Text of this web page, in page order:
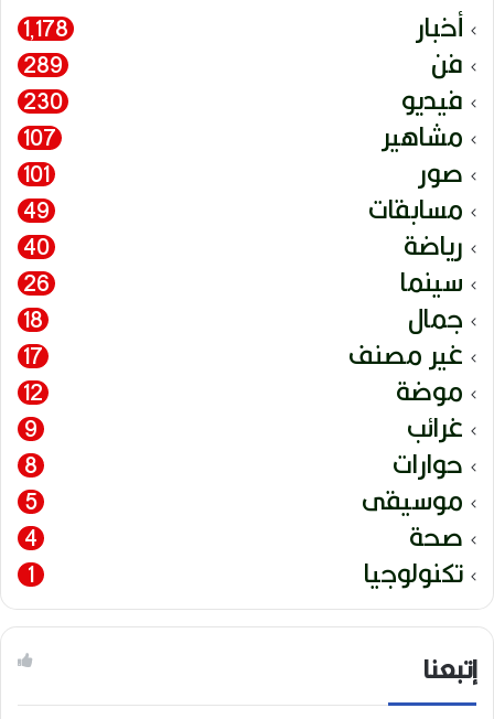
أخبار 1٬178
فن 289
فيديو 230
مشاهير 107
صور 101
مسابقات 49
رياضة 40
سينما 26
جمال 18
غير مصنف 17
موضة 12
غرائب 9
حوارات 8
موسيقى 5
صحة 4
تكنولوجيا 1
إتبعنا